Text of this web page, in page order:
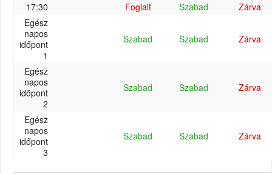
17:30
Foglalt Szabad
Zárva
Egész
napos
időpont
1
Szabad Szabad Zárva
Egész
napos
időpont
2
Szabad Szabad Zárva
Egész
napos
időpont
3
Szabad Szabad Zárva